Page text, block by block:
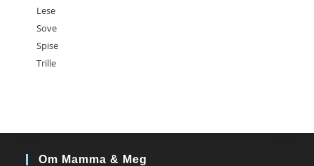
Lese
Sove
Spise
Trille
Om Mamma & Meg